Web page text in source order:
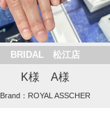
BRIDAL 松江店
K様 A様
Brand：ROYAL ASSCHER